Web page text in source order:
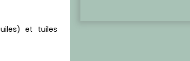
et tuiles